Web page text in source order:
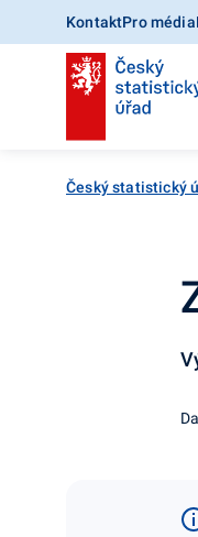
KontaktPro média
Český statistický